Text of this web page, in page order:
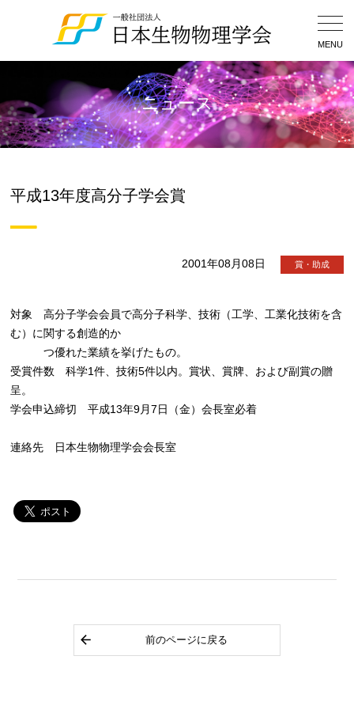
MENU
ニュース
平成13年度高分子学会賞
2001年08月08日 賞・助成
対象 高分子学会会員で高分子科学、技術（工学、工業化技術を含
む）に関する創造的か
つ優れた業績を挙げたもの。
受賞件数 科学1件、技術5件以内。賞状、賞牌、および副賞の贈
呈。
学会申込締切 平成13年9月7日（金）会長室必着
連絡先 日本生物物理学会会長室
前のページに戻る